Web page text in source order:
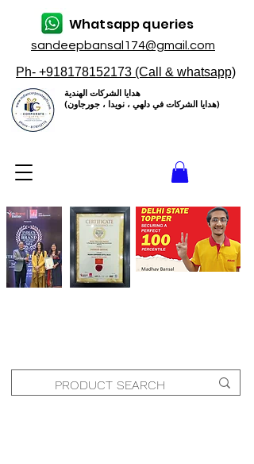
sandeepbansal174@gmail.com
Whatsapp queries
Ph- +918178152173 (Call & whatsapp)
(هدايا الشركات في دلهي ، نويدا ، جورجاون)